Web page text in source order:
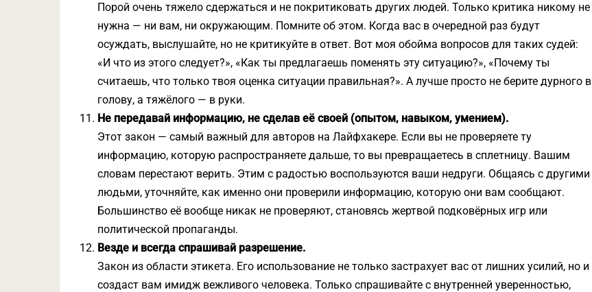
Порой очень тяжело сдержаться и не покритиковать других людей. Только критика никому не
нужна — ни вам, ни окружающим. Помните об этом. Когда вас в очередной раз будут
осуждать, выслушайте, но не критикуйте в ответ. Вот моя обойма вопросов для таких судей:
«И что из этого следует?», «Как ты предлагаешь поменять эту ситуацию?», «Почему ты
считаешь, что только твоя оценка ситуации правильная?». А лучше просто не берите дурного в
голову, а тяжёлого — в руки.
Не передавай информацию, не сделав её своей (опытом, навыком, умением).
Этот закон — самый важный для авторов на Лайфхакере. Если вы не проверяете ту
информацию, которую распространяете дальше, то вы превращаетесь в сплетницу. Вашим
словам перестают верить. Этим с радостью воспользуются ваши недруги. Общаясь с другими
людьми, уточняйте, как именно они проверили информацию, которую они вам сообщают.
Большинство её вообще никак не проверяют, становясь жертвой подковёрных игр или
политической пропаганды.
Везде и всегда спрашивай разрешение.
Закон из области этикета. Его использование не только застрахует вас от лишних усилий, но и
создаст вам имидж вежливого человека. Только спрашивайте с внутренней уверенностью,